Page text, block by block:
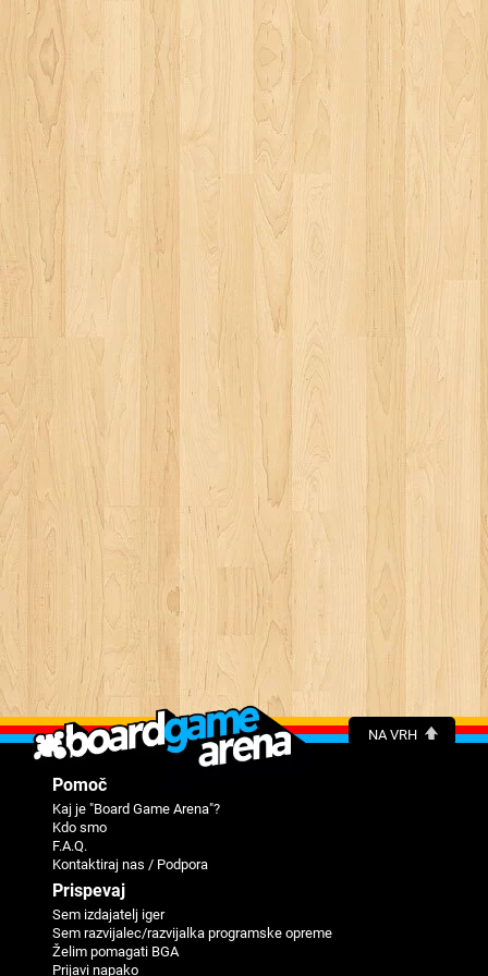
NA VRH
Pomoč
Kaj je "Board Game Arena"?
Kdo smo
F.A.Q.
Kontaktiraj nas / Podpora
Prispevaj
Sem izdajatelj iger
Sem razvijalec/razvijalka programske opreme
Želim pomagati BGA
Prijavi napako